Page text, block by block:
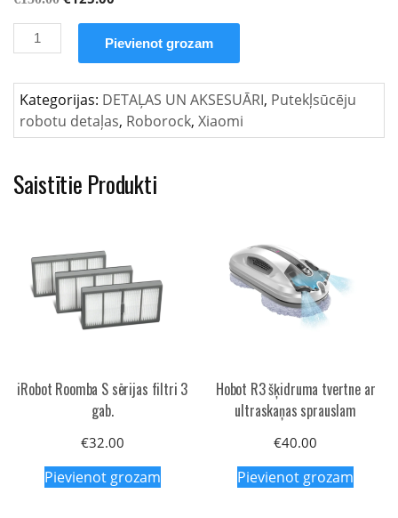
is:
€125.00.
Roborock
S5
mātesplatē
daudzums
Pievienot grozam
Kategorijas: DETAĻAS UN AKSESUĀRI, Putekļsūcēju
robotu detaļas, Roborock, Xiaomi
Saistītie Produkti
iRobot Roomba S sērijas filtri 3
gab.
€32.00
Pievienot grozam
Hobot R3 šķidruma tvertne ar
ultraskaņas sprauslam
€40.00
Pievienot grozam